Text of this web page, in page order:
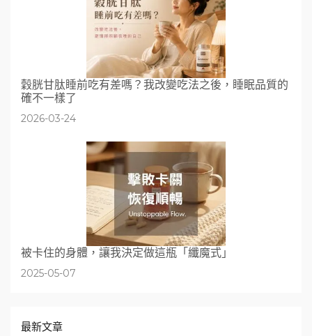
穀胱甘肽睡前吃有差嗎？我改變吃法之後，睡眠品質的
確不一樣了
2026-03-24
被卡住的身體，讓我決定做這瓶「纖魔式」
2025-05-07
最新文章